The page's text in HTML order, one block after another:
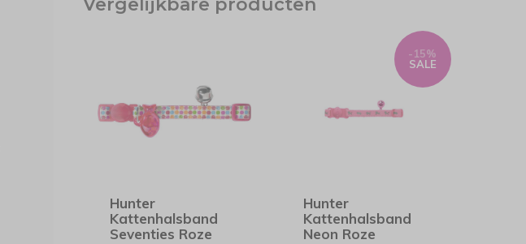
Vergelijkbare producten
Hunter
Kattenhalsband
Seventies Roze
Hunter
Kattenhalsband
Neon Roze
-15%
SALE